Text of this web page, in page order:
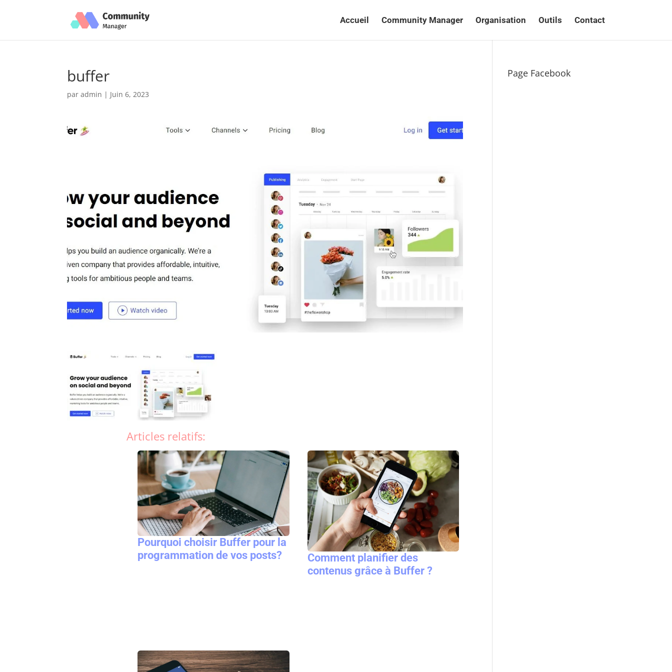
Accueil Community Manager Organisation Outils Contact
buffer
paradmin | Juin 6, 2023
Articles relatifs:
Pourquoi choisir Buffer pour la
programmation de vos posts?
Comment planifier des
contenus grâce à Buffer ?
Page Facebook